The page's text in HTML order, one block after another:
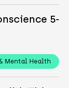
5-
Mental Health